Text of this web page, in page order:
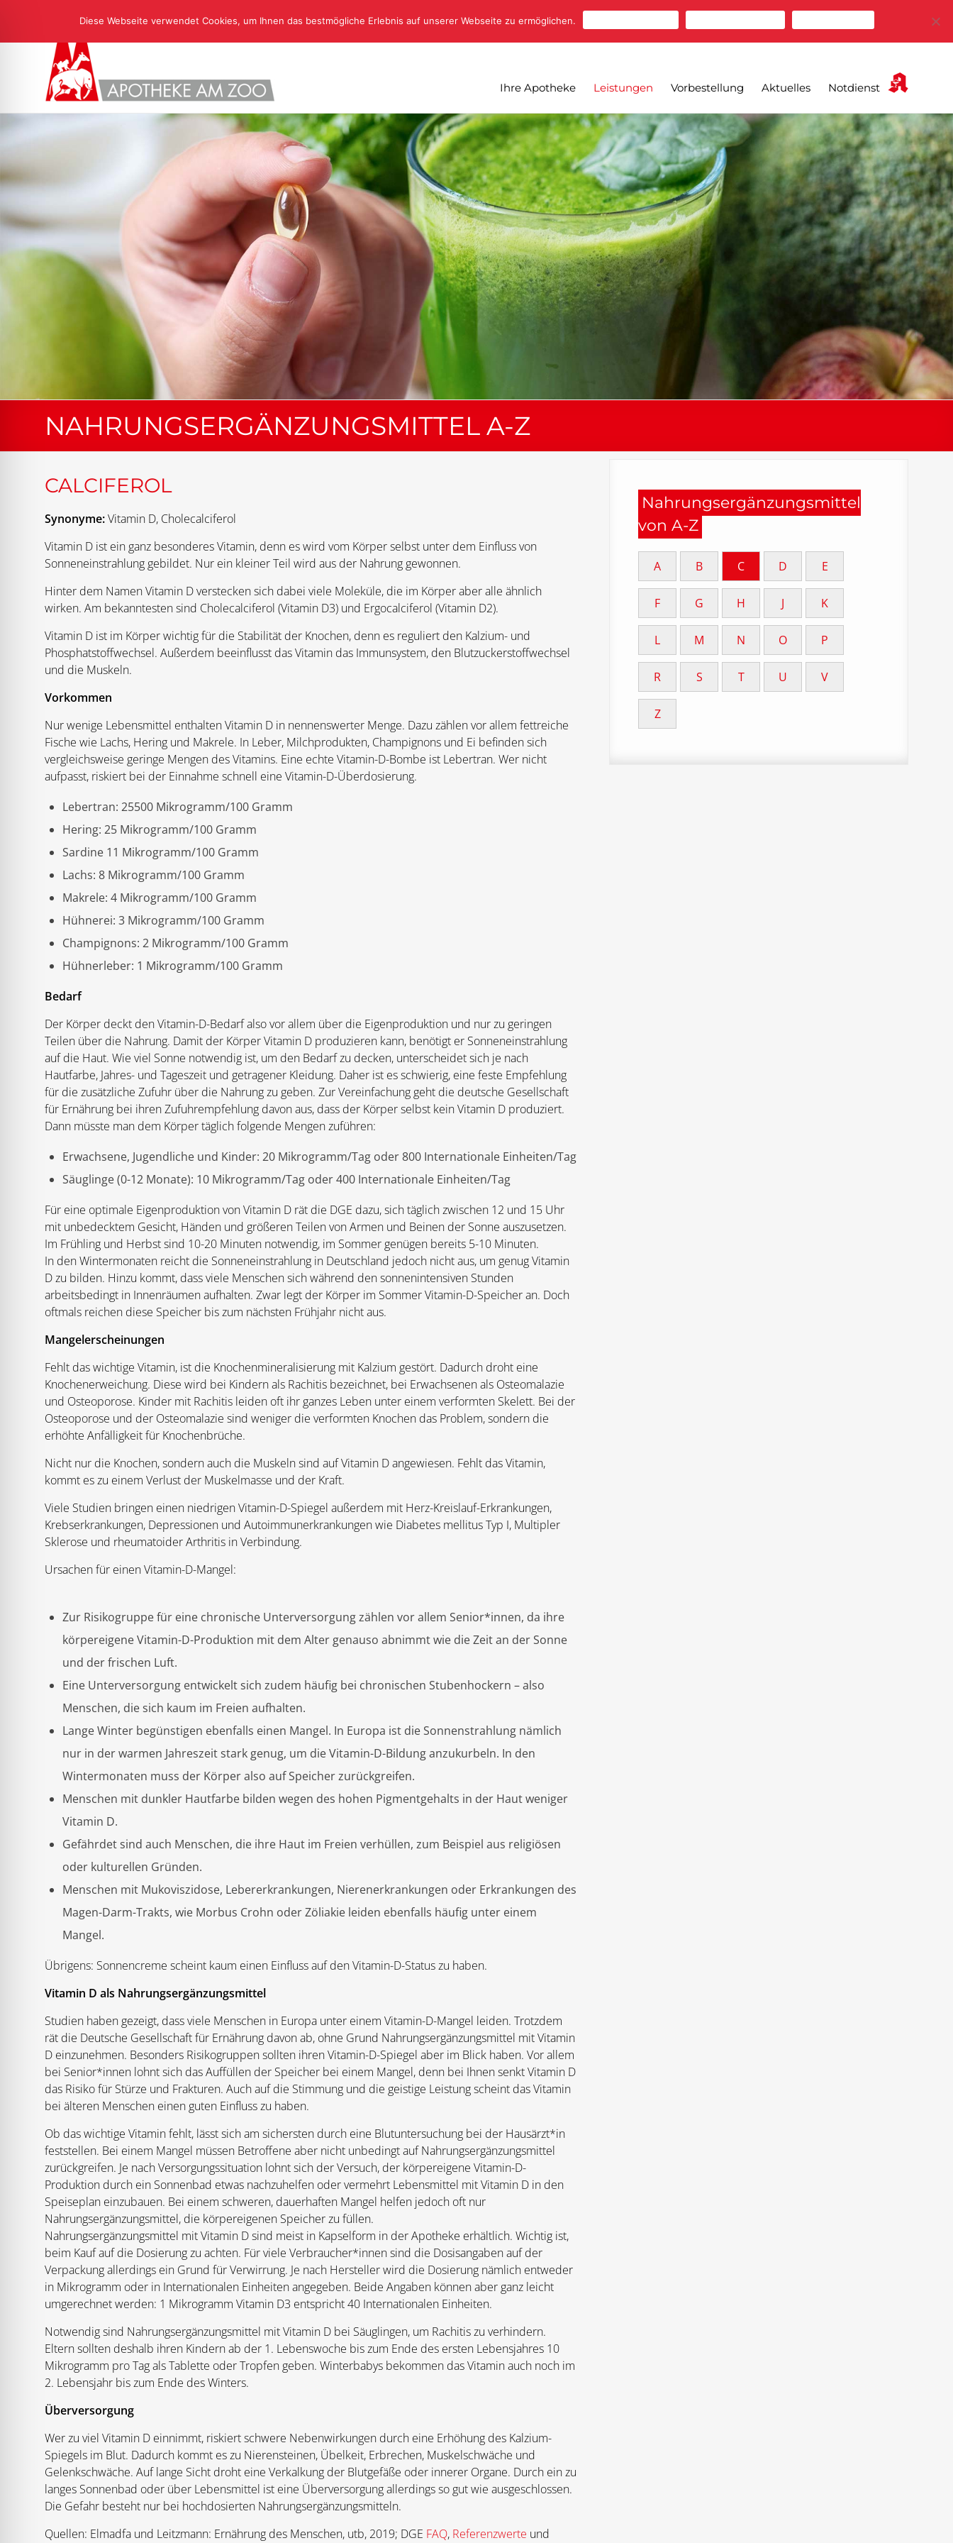
Ihre Apotheke Leistungen Vorbestellung Aktuelles Notdienst
NAHRUNGSERGÄNZUNGSMITTEL A-Z
CALCIFEROL
Synonyme:Vitamin D, Cholecalciferol
Vitamin D ist ein ganz besonderes Vitamin, denn es wird vom Körper selbst unter dem Einfluss von
Sonneneinstrahlung gebildet. Nur ein kleiner Teil wird aus der Nahrung gewonnen.
Hinter dem Namen Vitamin D verstecken sich dabei viele Moleküle, die im Körper aber alle ähnlich
wirken. Am bekanntesten sind Cholecalciferol (Vitamin D3) und Ergocalciferol (Vitamin D2).
Vitamin D ist im Körper wichtig für die Stabilität der Knochen, denn es reguliert den Kalzium- und
Phosphatstoffwechsel. Außerdem beeinflusst das Vitamin das Immunsystem, den Blutzuckerstoffwechsel
und die Muskeln.
Vorkommen
Nur wenige Lebensmittel enthalten Vitamin D in nennenswerter Menge. Dazu zählen vor allem fettreiche
Fische wie Lachs, Hering und Makrele. In Leber, Milchprodukten, Champignons und Ei befinden sich
vergleichsweise geringe Mengen des Vitamins. Eine echte Vitamin-D-Bombe ist Lebertran. Wer nicht
aufpasst, riskiert bei der Einnahme schnell eine Vitamin-D-Überdosierung.
Lebertran: 25500 Mikrogramm/100 Gramm
Hering: 25 Mikrogramm/100 Gramm
Sardine 11 Mikrogramm/100 Gramm
Lachs: 8 Mikrogramm/100 Gramm
Makrele: 4 Mikrogramm/100 Gramm
Hühnerei: 3 Mikrogramm/100 Gramm
Champignons: 2 Mikrogramm/100 Gramm
Hühnerleber: 1 Mikrogramm/100 Gramm
Bedarf
Der Körper deckt den Vitamin-D-Bedarf also vor allem über die Eigenproduktion und nur zu geringen
Teilen über die Nahrung. Damit der Körper Vitamin D produzieren kann, benötigt er Sonneneinstrahlung
auf die Haut. Wie viel Sonne notwendig ist, um den Bedarf zu decken, unterscheidet sich je nach
Hautfarbe, Jahres- und Tageszeit und getragener Kleidung. Daher ist es schwierig, eine feste Empfehlung
für die zusätzliche Zufuhr über die Nahrung zu geben. Zur Vereinfachung geht die deutsche Gesellschaft
für Ernährung bei ihren Zufuhrempfehlung davon aus, dass der Körper selbst kein Vitamin D produziert.
Dann müsste man dem Körper täglich folgende Mengen zuführen:
Erwachsene, Jugendliche und Kinder: 20 Mikrogramm/Tag oder 800 Internationale Einheiten/Tag
Säuglinge (0-12 Monate): 10 Mikrogramm/Tag oder 400 Internationale Einheiten/Tag
Für eine optimale Eigenproduktion von Vitamin D rät die DGE dazu, sich täglich zwischen 12 und 15 Uhr
mit unbedecktem Gesicht, Händen und größeren Teilen von Armen und Beinen der Sonne auszusetzen.
Im Frühling und Herbst sind 10-20 Minuten notwendig, im Sommer genügen bereits 5-10 Minuten.
In den Wintermonaten reicht die Sonneneinstrahlung in Deutschland jedoch nicht aus, um genug Vitamin
D zu bilden. Hinzu kommt, dass viele Menschen sich während den sonnenintensiven Stunden
arbeitsbedingt in Innenräumen aufhalten. Zwar legt der Körper im Sommer Vitamin-D-Speicher an. Doch
oftmals reichen diese Speicher bis zum nächsten Frühjahr nicht aus.
Mangelerscheinungen
Fehlt das wichtige Vitamin, ist die Knochenmineralisierung mit Kalzium gestört. Dadurch droht eine
Knochenerweichung. Diese wird bei Kindern als Rachitis bezeichnet, bei Erwachsenen als Osteomalazie
und Osteoporose. Kinder mit Rachitis leiden oft ihr ganzes Leben unter einem verformten Skelett. Bei der
Osteoporose und der Osteomalazie sind weniger die verformten Knochen das Problem, sondern die
erhöhte Anfälligkeit für Knochenbrüche.
Nicht nur die Knochen, sondern auch die Muskeln sind auf Vitamin D angewiesen. Fehlt das Vitamin,
kommt es zu einem Verlust der Muskelmasse und der Kraft.
Viele Studien bringen einen niedrigen Vitamin-D-Spiegel außerdem mit Herz-Kreislauf-Erkrankungen,
Krebserkrankungen, Depressionen und Autoimmunerkrankungen wie Diabetes mellitus Typ I, Multipler
Sklerose und rheumatoider Arthritis in Verbindung.
Ursachen für einen Vitamin-D-Mangel:
Zur Risikogruppe für eine chronische Unterversorgung zählen vor allem Senior*innen, da ihre
körpereigene Vitamin-D-Produktion mit dem Alter genauso abnimmt wie die Zeit an der Sonne
und der frischen Luft.
Eine Unterversorgung entwickelt sich zudem häufig bei chronischen Stubenhockern – also
Menschen, die sich kaum im Freien aufhalten.
Lange Winter begünstigen ebenfalls einen Mangel. In Europa ist die Sonnenstrahlung nämlich
nur in der warmen Jahreszeit stark genug, um die Vitamin-D-Bildung anzukurbeln. In den
Wintermonaten muss der Körper also auf Speicher zurückgreifen.
Menschen mit dunkler Hautfarbe bilden wegen des hohen Pigmentgehalts in der Haut weniger
Vitamin D.
Gefährdet sind auch Menschen, die ihre Haut im Freien verhüllen, zum Beispiel aus religiösen
oder kulturellen Gründen.
Menschen mit Mukoviszidose, Lebererkrankungen, Nierenerkrankungen oder Erkrankungen des
Magen-Darm-Trakts, wie Morbus Crohn oder Zöliakie leiden ebenfalls häufig unter einem
Mangel.
Übrigens: Sonnencreme scheint kaum einen Einfluss auf den Vitamin-D-Status zu haben.
Vitamin D als Nahrungsergänzungsmittel
Studien haben gezeigt, dass viele Menschen in Europa unter einem Vitamin-D-Mangel leiden. Trotzdem
rät die Deutsche Gesellschaft für Ernährung davon ab, ohne Grund Nahrungsergänzungsmittel mit Vitamin
D einzunehmen. Besonders Risikogruppen sollten ihren Vitamin-D-Spiegel aber im Blick haben. Vor allem
bei Senior*innen lohnt sich das Auffüllen der Speicher bei einem Mangel, denn bei Ihnen senkt Vitamin D
das Risiko für Stürze und Frakturen. Auch auf die Stimmung und die geistige Leistung scheint das Vitamin
bei älteren Menschen einen guten Einfluss zu haben.
Ob das wichtige Vitamin fehlt, lässt sich am sichersten durch eine Blutuntersuchung bei der Hausärzt*in
feststellen. Bei einem Mangel müssen Betroffene aber nicht unbedingt auf Nahrungsergänzungsmittel
zurückgreifen. Je nach Versorgungssituation lohnt sich der Versuch, der körpereigene Vitamin-D-
Produktion durch ein Sonnenbad etwas nachzuhelfen oder vermehrt Lebensmittel mit Vitamin D in den
Speiseplan einzubauen. Bei einem schweren, dauerhaften Mangel helfen jedoch oft nur
Nahrungsergänzungsmittel, die körpereigenen Speicher zu füllen.
Nahrungsergänzungsmittel mit Vitamin D sind meist in Kapselform in der Apotheke erhältlich. Wichtig ist,
beim Kauf auf die Dosierung zu achten. Für viele Verbraucher*innen sind die Dosisangaben auf der
Verpackung allerdings ein Grund für Verwirrung. Je nach Hersteller wird die Dosierung nämlich entweder
in Mikrogramm oder in Internationalen Einheiten angegeben. Beide Angaben können aber ganz leicht
umgerechnet werden: 1 Mikrogramm Vitamin D3 entspricht 40 Internationalen Einheiten.
Notwendig sind Nahrungsergänzungsmittel mit Vitamin D bei Säuglingen, um Rachitis zu verhindern.
Eltern sollten deshalb ihren Kindern ab der 1. Lebenswoche bis zum Ende des ersten Lebensjahres 10
Mikrogramm pro Tag als Tablette oder Tropfen geben. Winterbabys bekommen das Vitamin auch noch im
2. Lebensjahr bis zum Ende des Winters.
Überversorgung
Wer zu viel Vitamin D einnimmt, riskiert schwere Nebenwirkungen durch eine Erhöhung des Kalzium-
Spiegels im Blut. Dadurch kommt es zu Nierensteinen, Übelkeit, Erbrechen, Muskelschwäche und
Gelenkschwäche. Auf lange Sicht droht eine Verkalkung der Blutgefäße oder innerer Organe. Durch ein zu
langes Sonnenbad oder über Lebensmittel ist eine Überversorgung allerdings so gut wie ausgeschlossen.
Die Gefahr besteht nur bei hochdosierten Nahrungsergänzungsmitteln.
Quellen: Elmadfa und Leitzmann: Ernährung des Menschen, utb, 2019; DGE FAQ, Referenzwerte und
Nahrungsergänzungsmittel
von A-Z
A B C D E
F G H J K
L M N O P
R S T U V
Z
Diese Webseite verwendet Cookies, um Ihnen das bestmögliche Erlebnis auf unserer Webseite zu ermöglichen.